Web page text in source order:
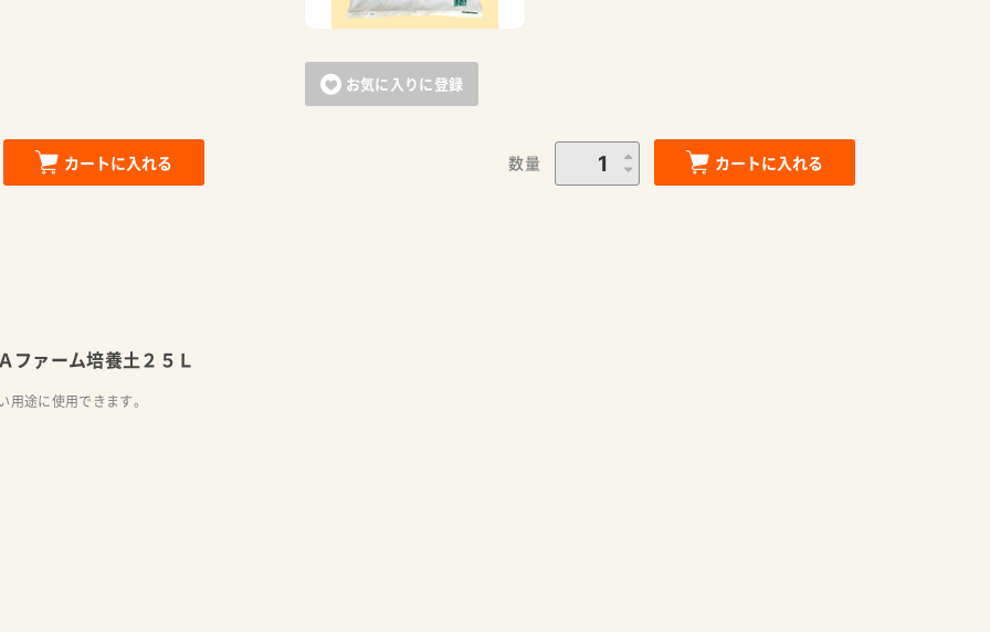
カートに入れる
お気に入りに登録
数量 カートに入れる
ファーム培養土２５Ｌ
用途に使用できます。